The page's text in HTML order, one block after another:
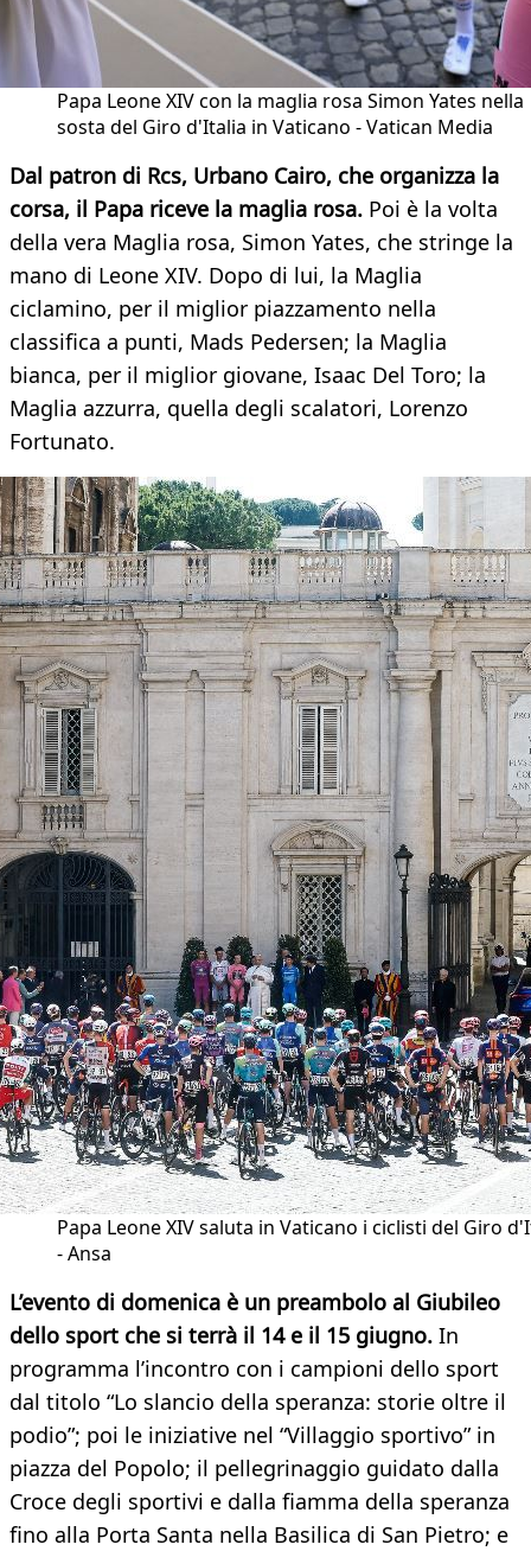
Papa Leone XIV con la maglia rosa Simon Yates nella
sosta del Giro d'Italia in Vaticano - Vatican Media
Dal patron di Rcs, Urbano Cairo, che organizza la
corsa, il Papa riceve la maglia rosa. Poi è la volta
della vera Maglia rosa, Simon Yates, che stringe la
mano di Leone XIV. Dopo di lui, la Maglia
ciclamino, per il miglior piazzamento nella
classifica a punti, Mads Pedersen; la Maglia
bianca, per il miglior giovane, Isaac Del Toro; la
Maglia azzurra, quella degli scalatori, Lorenzo
Fortunato.
Papa Leone XIV saluta in Vaticano i ciclisti del Giro
- Ansa
L’evento di domenica è un preambolo al Giubileo
dello sport che si terrà il 14 e il 15 giugno. In
programma l’incontro con i campioni dello sport
dal titolo “Lo slancio della speranza: storie oltre il
podio”; poi le iniziative nel “Villaggio sportivo” in
piazza del Popolo; il pellegrinaggio guidato dalla
Croce degli sportivi e dalla fiamma della speranza
fino alla Porta Santa nella Basilica di San Pietro; e